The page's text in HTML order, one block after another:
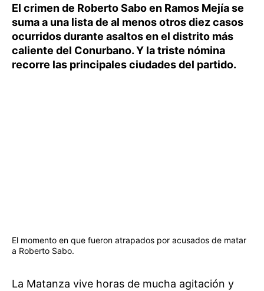
El crimen de Roberto Sabo en Ramos Mejía se
suma a una lista de al menos otros diez casos
ocurridos durante asaltos en el distrito más
caliente del Conurbano. Y la triste nómina
recorre las principales ciudades del partido.
El momento en que fueron atrapados por acusados de matar
a Roberto Sabo.
La Matanza vive horas de mucha agitación y